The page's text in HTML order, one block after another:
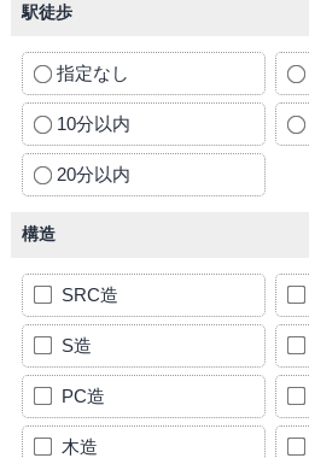
駅徒歩
指定なし
10分以内
20分以内
構造
SRC造
S造
PC造
木造